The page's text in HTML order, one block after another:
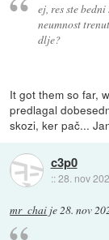
ej, res ste
neumnost
dlje?
It got them so far,
predlagal
skozi, ker pač...
c3p0
::28. nov
mr_chai je28. nov